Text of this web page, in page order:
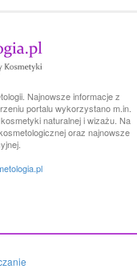
Najnowsze informacje z
portalu wykorzystano m.in.
naturalnej i wizażu. Na
oraz najnowsze